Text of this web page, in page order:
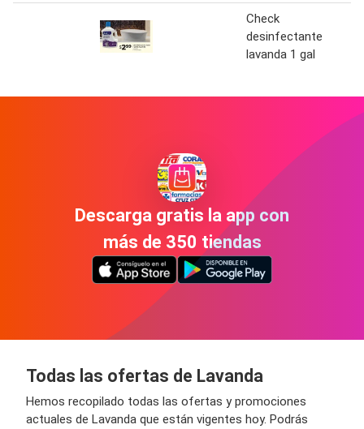
Check
desinfectante
lavanda 1 gal
Descarga gratis la app con
más de 350 tiendas
Todas las ofertas de Lavanda
Hemos recopilado todas las ofertas y promociones
actuales de Lavanda que están vigentes hoy. Podrás